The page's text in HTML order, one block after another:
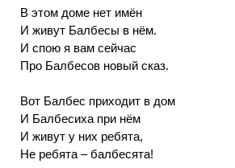
В этом доме нет имён
И живут Балбесы в нём.
И спою я вам сейчас
Про Балбесов новый сказ.
Вот Балбес приходит в дом
И Балбесиха при нём
И живут у них ребята,
Не ребята – балбесята!